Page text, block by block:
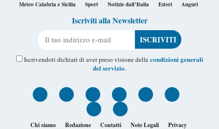
Meteo Calabria e Sicilia
Sport Notizie dall’Italia Esteri Auguri
Iscriviti alla Newsletter
Iscrivendoti dichiari di aver preso visione dellecondizioni generali
del servizio.
Chi siamo Redazione Contatti Note Legali Privacy